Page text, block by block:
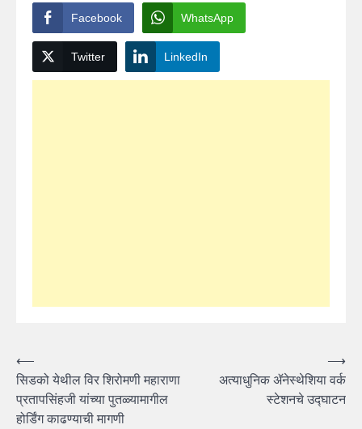
Facebook WhatsApp
Twitter LinkedIn
Post
navigation
⟵
सिडको येथील विर शिरोमणी महाराणा
प्रतापसिंहजी यांच्या पुतळ्यामागील
होर्डिंग काढण्याची मागणी
अत्याधुनिक ॲनेस्थेशिया वर्क
स्टेशनचे उद्घाटन
⟶